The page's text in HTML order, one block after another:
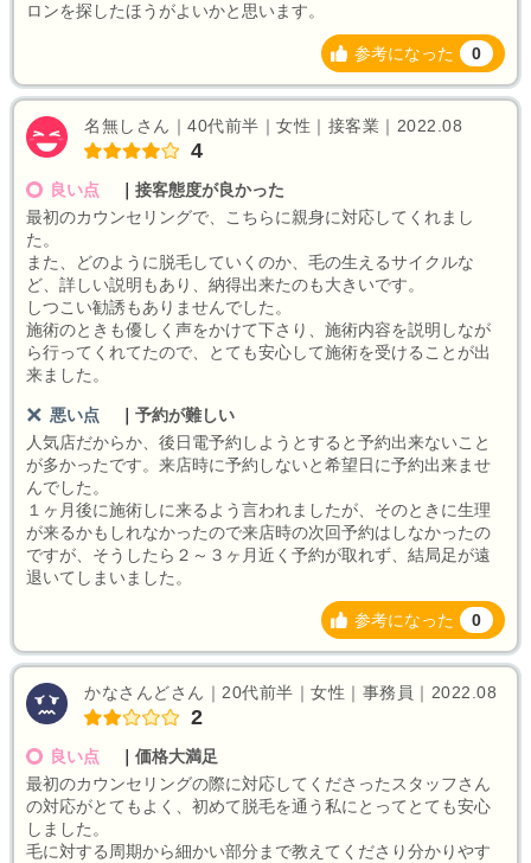
ロンを探したほうがよいかと思います。
参考になった 0
名無しさん｜40代前半｜女性｜接客業｜2022.08
4
良い点
接客態度が良かった
最初のカウンセリングで、こちらに親身に対応してくれまし
た。
また、どのように脱毛していくのか、毛の生えるサイクルな
ど、詳しい説明もあり、納得出来たのも大きいです。
しつこい勧誘もありませんでした。
施術のときも優しく声をかけて下さり、施術内容を説明しなが
ら行ってくれてたので、とても安心して施術を受けることが出
来ました。
悪い点
予約が難しい
人気店だからか、後日電予約しようとすると予約出来ないこと
が多かったです。来店時に予約しないと希望日に予約出来ませ
んでした。
１ヶ月後に施術しに来るよう言われましたが、そのときに生理
が来るかもしれなかったので来店時の次回予約はしなかったの
ですが、そうしたら２～３ヶ月近く予約が取れず、結局足が遠
退いてしまいました。
参考になった 0
かなさんどさん｜20代前半｜女性｜事務員｜2022.08
2
良い点
価格大満足
最初のカウンセリングの際に対応してくださったスタッフさん
の対応がとてもよく、初めて脱毛を通う私にとってとても安心
しました。
毛に対する周期から細かい部分まで教えてくださり分かりやす